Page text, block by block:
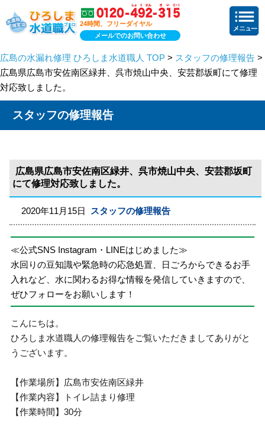
24時間、フリーダイヤル
メールでのお問い合わせ
広島の水漏れ修理 ひろしま水道職人 TOP > スタッフの修理報告 >
広島県広島市安佐南区緑井、呉市焼山中央、安芸郡坂町にて修理
対応致しました。
スタッフの修理報告
広島県広島市安佐南区緑井、呉市焼山中央、安芸郡坂町
にて修理対応致しました。
2020年11月15日 スタッフの修理報告
≪公式SNS Instagram・LINEはじめました≫
水回りの豆知識や緊急時の応急処置、日ごろからできるお手
入れなど、水に関わるお得な情報を発信していきますので、
ぜひフォローをお願いします！
こんにちは。
ひろしま水道職人の修理報告をご覧いただきましてありがと
うございます。
【作業場所】広島市安佐南区緑井
【作業内容】トイレ詰まり修理
【作業時間】30分